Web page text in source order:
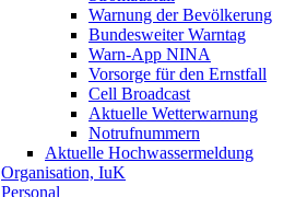
Warnung der Bevölkerung
Bundesweiter Warntag
Warn-App NINA
Vorsorge für den Ernstfall
Cell Broadcast
Aktuelle Wetterwarnung
Notrufnummern
Aktuelle Hochwassermeldung
Organisation, IuK
Personal